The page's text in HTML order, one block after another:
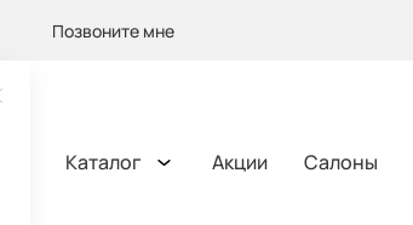
Позвоните мне
Каталог Акции Салоны